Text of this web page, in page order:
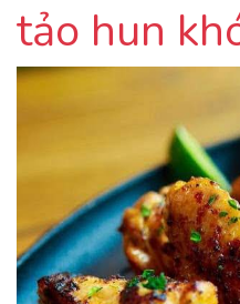
tảo hun